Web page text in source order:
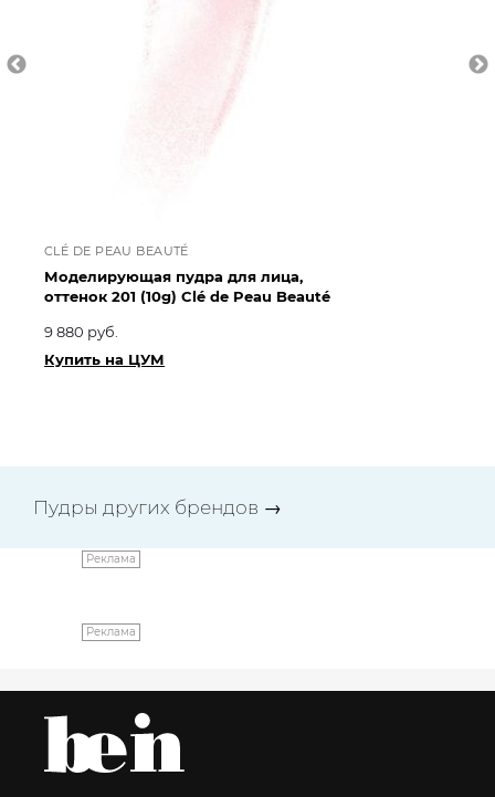
CLÉ DE PEAU BEAUTÉ
Моделирующая пудра для лица,
оттенок 201 (10g) Clé de Peau Beauté
9 880 руб.
Купить на ЦУМ
Пудры других брендов →
Реклама
Реклама